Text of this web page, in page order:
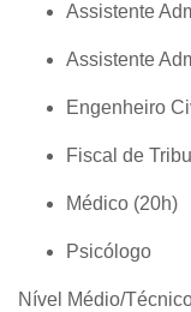
Assistente
Assistente
Engenheiro
Fiscal de
Médico (20h)
Psicólogo
Nível Médio/